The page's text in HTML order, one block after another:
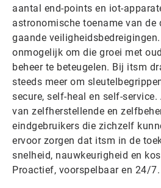
aantal end-points en iot-
astronomische toename van de
gaande
onmogelijk om die groei met
beheer te beteugelen. Bij itsm
steeds meer om
secure, self-heal en self-
van zelfherstellende en
eindgebruikers die zichzelf
ervoor zorgen dat itsm in de
snelheid, nauwkeurigheid en
Proactief, voorspelbaar en 24/7.